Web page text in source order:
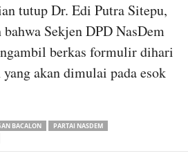
tutup Dr. Edi Putra Sitepu,
Sekjen DPD NasDem
berkas formulir dihari
akan dimulai pada esok
BACALON
PARTAI NASDEM